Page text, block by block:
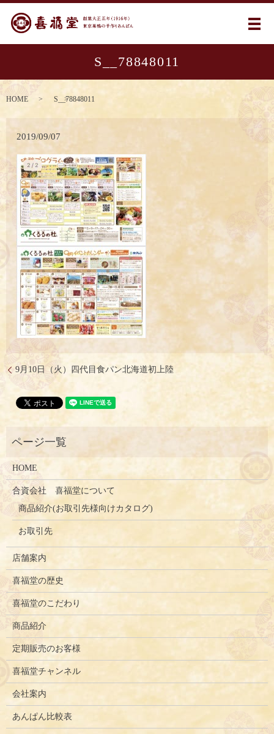
メ
S__78848011
HOME S__78848011
2019/09/07
9月10日（火）四代目食パン北海道初上陸
HOME
合資会社 喜福堂について
商品紹介(お取引先様向けカタログ)
お取引先
店舗案内
喜福堂の歴史
喜福堂のこだわり
商品紹介
定期販売のお客様
喜福堂チャンネル
会社案内
あんぱん比較表